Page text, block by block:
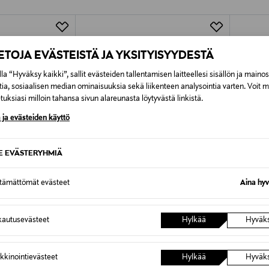
EVÄSTEISTÄ JA YKSITYISYYDESTÄ
“Hyväksy kaikki”, sallit evästeiden tallentamisen laitteellesi sisällön ja
sosiaalisen median ominaisuuksia sekä liikenteen analysointia varten. Voit
milloin tahansa sivun alareunasta löytyvästä linkistä.
ja evästeiden käyttö
EVÄSTERYHMIÄ
evästeet Aina
Hylkää
Hylkää
Alk. 6,90 €, kun toimitus on
LINDEX
Pitkähihainen trikoopaita
LINDEX
Original
14,99 €